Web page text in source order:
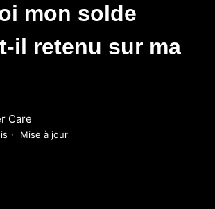
mon solde
il retenu sur ma
Care
Mise à jour